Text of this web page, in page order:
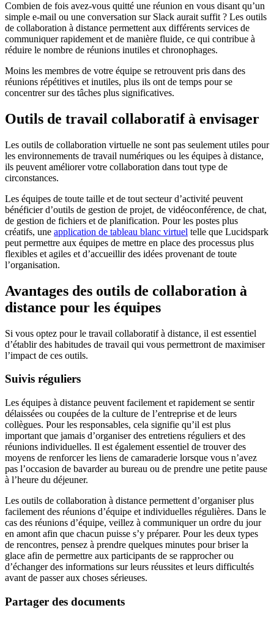
Combien de fois avez-vous quitté une réunion en vous disant qu’un
simple e-mail ou une conversation sur Slack aurait suffit ? Les outils
de collaboration à distance permettent aux différents services de
communiquer rapidement et de manière fluide, ce qui contribue à
réduire le nombre de réunions inutiles et chronophages.
Moins les membres de votre équipe se retrouvent pris dans des
réunions répétitives et inutiles, plus ils ont de temps pour se
concentrer sur des tâches plus significatives.
Outils de travail collaboratif à envisager
Les outils de collaboration virtuelle ne sont pas seulement utiles pour
les environnements de travail numériques ou les équipes à distance,
ils peuvent améliorer votre collaboration dans tout type de
circonstances.
Les équipes de toute taille et de tout secteur d’activité peuvent
bénéficier d’outils de gestion de projet, de vidéoconférence, de chat,
de gestion de fichiers et de planification. Pour les postes plus
créatifs, une application de tableau blanc virtuel telle que Lucidspark
peut permettre aux équipes de mettre en place des processus plus
flexibles et agiles et d’accueillir des idées provenant de toute
l’organisation.
Avantages des outils de collaboration à
distance pour les équipes
Si vous optez pour le travail collaboratif à distance, il est essentiel
d’établir des habitudes de travail qui vous permettront de maximiser
l’impact de ces outils.
Suivis réguliers
Les équipes à distance peuvent facilement et rapidement se sentir
délaissées ou coupées de la culture de l’entreprise et de leurs
collègues. Pour les responsables, cela signifie qu’il est plus
important que jamais d’organiser des entretiens réguliers et des
réunions individuelles. Il est également essentiel de trouver des
moyens de renforcer les liens de camaraderie lorsque vous n’avez
pas l’occasion de bavarder au bureau ou de prendre une petite pause
à l’heure du déjeuner.
Les outils de collaboration à distance permettent d’organiser plus
facilement des réunions d’équipe et individuelles régulières. Dans le
cas des réunions d’équipe, veillez à communiquer un ordre du jour
en amont afin que chacun puisse s’y préparer. Pour les deux types
de rencontres, pensez à prendre quelques minutes pour briser la
glace afin de permettre aux participants de se rapprocher ou
d’échanger des informations sur leurs réussites et leurs difficultés
avant de passer aux choses sérieuses.
Partager des documents